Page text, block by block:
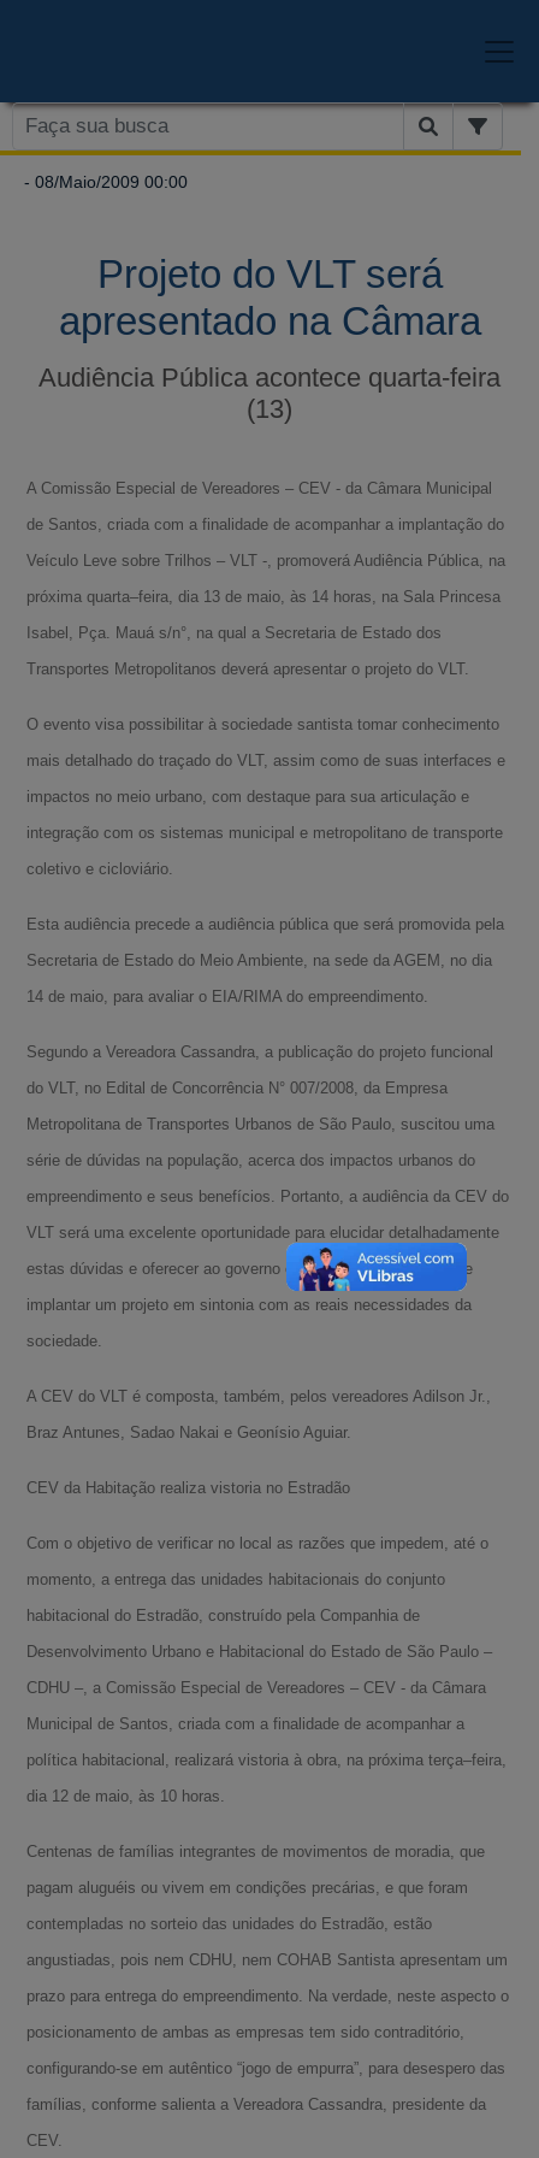
- 08/Maio/2009 00:00
Projeto do VLT será
apresentado na Câmara
Audiência Pública acontece quarta-feira
(13)
A Comissão Especial de Vereadores – CEV - da Câmara Municipal
de Santos, criada com a finalidade de acompanhar a implantação do
Veículo Leve sobre Trilhos – VLT -, promoverá Audiência Pública, na
próxima quarta–feira, dia 13 de maio, às 14 horas, na Sala Princesa
Isabel, Pça. Mauá s/n°, na qual a Secretaria de Estado dos
Transportes Metropolitanos deverá apresentar o projeto do VLT.
O evento visa possibilitar à sociedade santista tomar conhecimento
mais detalhado do traçado do VLT, assim como de suas interfaces e
impactos no meio urbano, com destaque para sua articulação e
integração com os sistemas municipal e metropolitano de transporte
coletivo e cicloviário.
Esta audiência precede a audiência pública que será promovida pela
Secretaria de Estado do Meio Ambiente, na sede da AGEM, no dia
14 de maio, para avaliar o EIA/RIMA do empreendimento.
Segundo a Vereadora Cassandra, a publicação do projeto funcional
do VLT, no Edital de Concorrência N° 007/2008, da Empresa
Metropolitana de Transportes Urbanos de São Paulo, suscitou uma
série de dúvidas na população, acerca dos impactos urbanos do
empreendimento e seus benefícios. Portanto, a audiência da CEV do
VLT será uma excelente oportunidade para elucidar detalhadamente
estas dúvidas e oferecer ao governo estadual a oportunidade de
implantar um projeto em sintonia com as reais necessidades da
sociedade.
A CEV do VLT é composta, também, pelos vereadores Adilson Jr.,
Braz Antunes, Sadao Nakai e Geonísio Aguiar.
CEV da Habitação realiza vistoria no Estradão
Com o objetivo de verificar no local as razões que impedem, até o
momento, a entrega das unidades habitacionais do conjunto
habitacional do Estradão, construído pela Companhia de
Desenvolvimento Urbano e Habitacional do Estado de São Paulo –
CDHU –, a Comissão Especial de Vereadores – CEV - da Câmara
Municipal de Santos, criada com a finalidade de acompanhar a
política habitacional, realizará vistoria à obra, na próxima terça–feira,
dia 12 de maio, às 10 horas.
Centenas de famílias integrantes de movimentos de moradia, que
pagam aluguéis ou vivem em condições precárias, e que foram
contempladas no sorteio das unidades do Estradão, estão
angustiadas, pois nem CDHU, nem COHAB Santista apresentam um
prazo para entrega do empreendimento. Na verdade, neste aspecto o
posicionamento de ambas as empresas tem sido contraditório,
configurando-se em autêntico “jogo de empurra”, para desespero das
famílias, conforme salienta a Vereadora Cassandra, presidente da
CEV.